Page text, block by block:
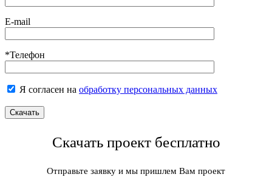
E-mail
*Телефон
Я согласен на обработку персональных данных
Скачать проект бесплатно
Отправьте заявку и мы пришлем Вам проект